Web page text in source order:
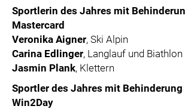
Sportlerin des Jahres mit
Mastercard
Veronika Aigner, Ski Alpin
Carina Edlinger, Langlauf und Biathlon
Jasmin Plank, Klettern
Sportler des Jahres mit
Win2Day